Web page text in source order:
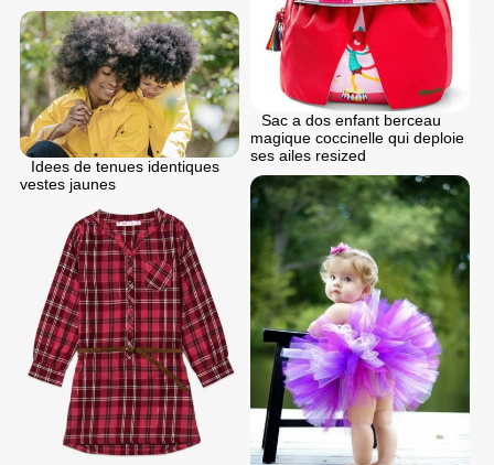
Sac a dos enfant berceau
magique coccinelle qui deploie
ses ailes resized
Idees de tenues identiques
vestes jaunes